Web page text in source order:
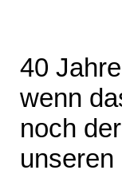
40 Jahre
wenn
noch